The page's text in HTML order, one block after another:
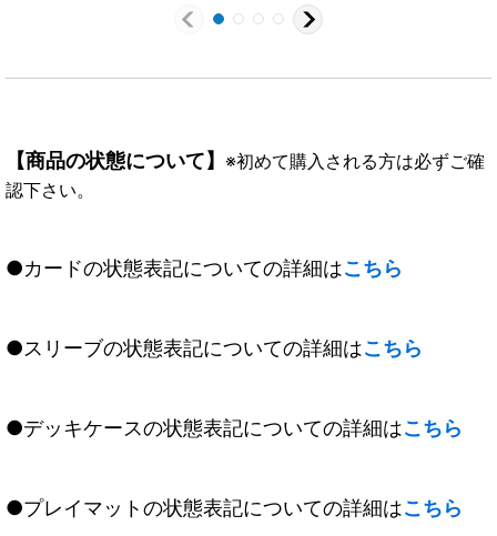
【商品の状態について】 ※初めて購入される方は必ずご確
認下さい。
●カードの状態表記についての詳細はこちら
●スリーブの状態表記についての詳細はこちら
●デッキケースの状態表記についての詳細はこちら
●プレイマットの状態表記についての詳細はこちら